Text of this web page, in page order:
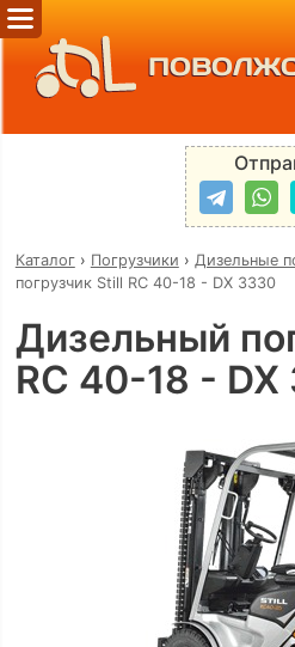
Каталог› Погрузчики › Дизельные
погрузчик Still RC 40-18 - DX 3330
Дизельный
RC 40-18 -